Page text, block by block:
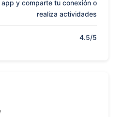
app y comparte tu conexión o
realiza actividades
4.5/5